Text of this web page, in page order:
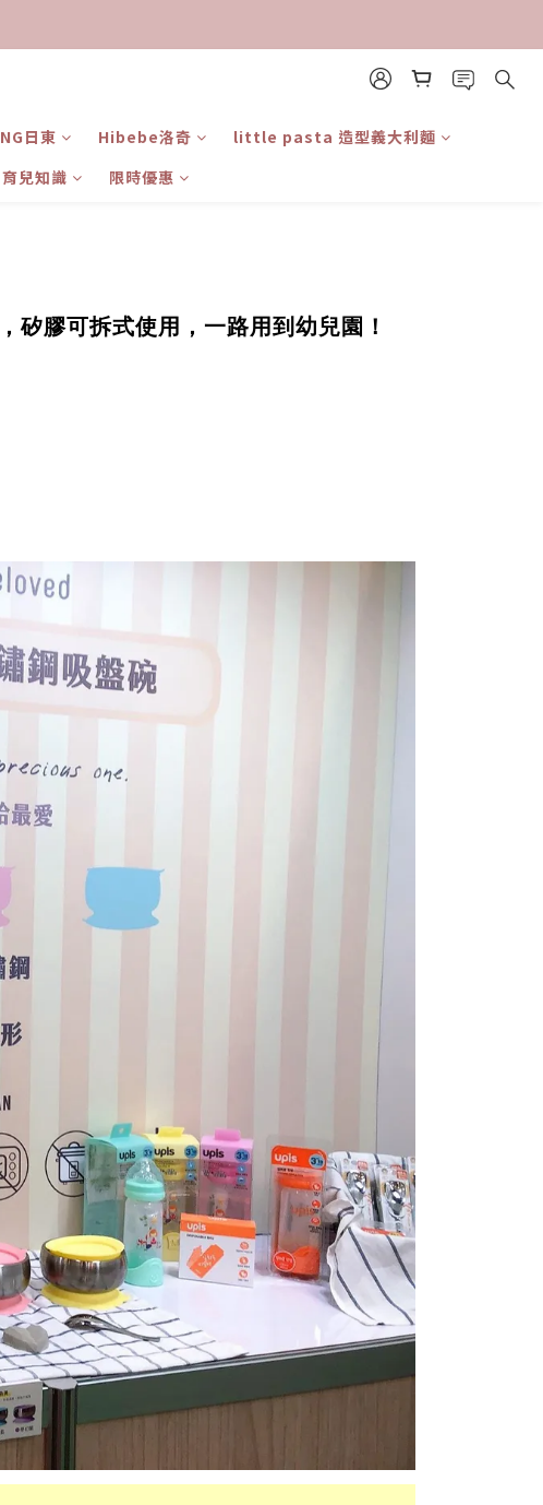
日東 Hibebe洛奇
little pasta 造型義大利麵
育兒知識 限時優惠
膠可拆式使用，一路用到幼兒園！